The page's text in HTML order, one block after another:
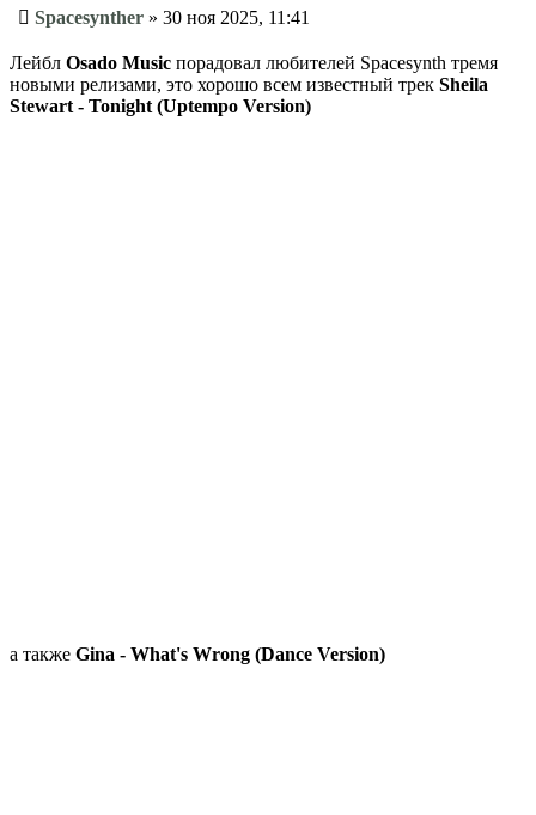
Сообщение
Spacesynther » 30 ноя 2025, 11:41
Лейбл Osado Music порадовал любителей Spacesynth тремя
новыми релизами, это хорошо всем известный трек Sheila
Stewart - Tonight (Uptempo Version)
а также Gina - What's Wrong (Dance Version)